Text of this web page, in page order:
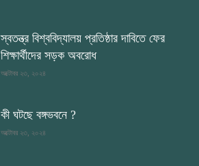
স্বতন্ত্র বিশ্ববিদ্যালয় প্রতিষ্ঠার দাবিতে ফের
শিক্ষার্থীদের সড়ক অবরোধ
অক্টোবর ২৩, ২০২৪
কী ঘটছে বঙ্গভবনে ?
অক্টোবর ২৩, ২০২৪